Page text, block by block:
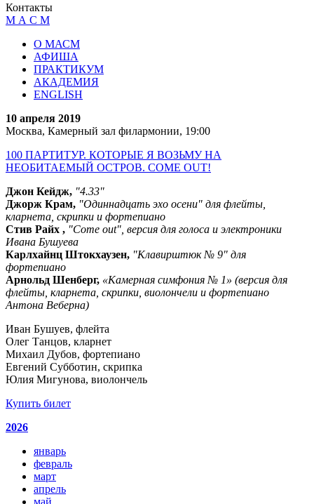
Контакты
М А С М
О МАСМ
АФИША
ПРАКТИКУМ
АКАДЕМИЯ
ENGLISH
10 апреля 2019
Москва, Камерный зал филармонии, 19:00
100 ПАРТИТУР. КОТОРЫЕ Я ВОЗЬМУ НА
НЕОБИТАЕМЫЙ ОСТРОВ. COME OUT!
Джон Кейдж, "4.33"
Джорж Крам, "Одиннадцать эхо осени" для флейты,
кларнета, скрипки и фортепиано
Стив Райх , "Come out", версия для голоса и электроники
Ивана Бушуева
Карлхайнц Штокхаузен, "Клавирштюк № 9" для
фортепиано
Арнольд Шенберг, «Камерная симфония № 1» (версия для
флейты, кларнета, скрипки, виолончели и фортепиано
Антона Веберна)
Иван Бушуев, флейта
Олег Танцов, кларнет
Михаил Дубов, фортепиано
Евгений Субботин, скрипка
Юлия Мигунова, виолончель
Купить билет
2026
январь
февраль
март
апрель
май